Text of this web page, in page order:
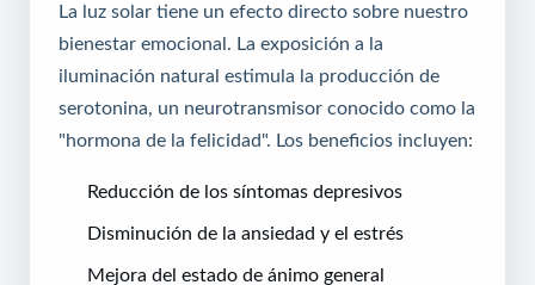
La luz solar tiene un efecto directo sobre nuestro
bienestar emocional. La exposición a la
iluminación natural estimula la producción de
serotonina, un neurotransmisor conocido como la
"hormona de la felicidad". Los beneficios incluyen:
Reducción de los síntomas depresivos
Disminución de la ansiedad y el estrés
Mejora del estado de ánimo general